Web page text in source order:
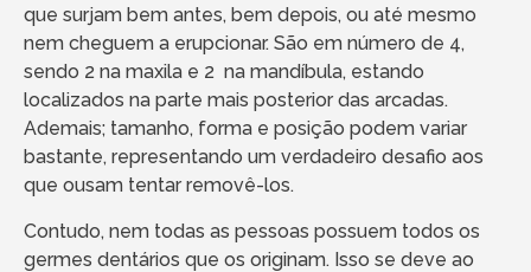
que surjam bem antes, bem depois, ou até mesmo
nem cheguem a erupcionar. São em número de 4,
sendo 2 na maxila e 2 na mandíbula, estando
localizados na parte mais posterior das arcadas.
Ademais; tamanho, forma e posição podem variar
bastante, representando um verdadeiro desafio aos
que ousam tentar removê-los.
Contudo, nem todas as pessoas possuem todos os
germes dentários que os originam. Isso se deve ao